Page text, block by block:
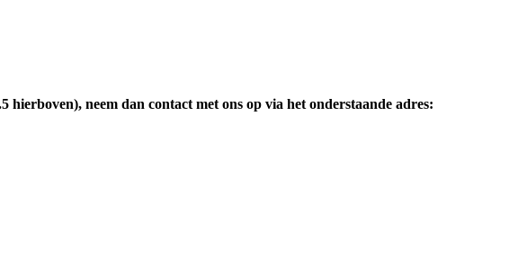
neem dan contact met ons op via het onderstaande adres: